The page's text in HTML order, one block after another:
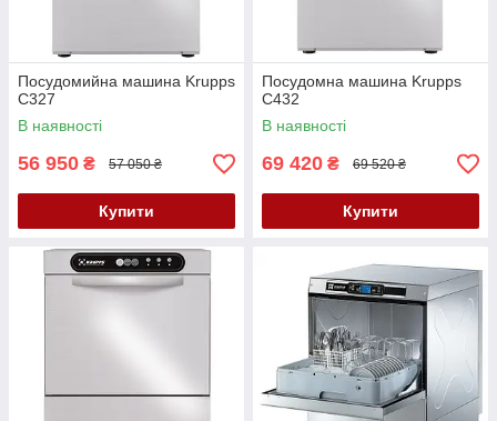
Посудомийна машина Krupps
C327
В наявності
56 950 ₴ 57 050 ₴
Купити
Посудомна машина Krupps
C432
В наявності
69 420 ₴ 69 520 ₴
Купити